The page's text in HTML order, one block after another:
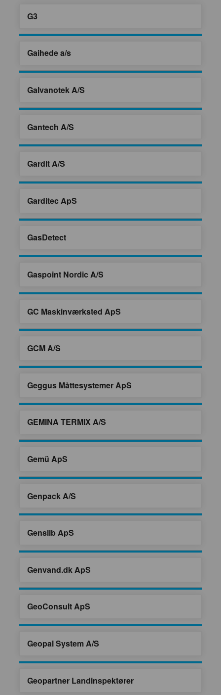
G3
Gaihede a/s
Galvanotek A/S
Gantech A/S
Gardit A/S
Garditec ApS
GasDetect
Gaspoint Nordic A/S
GC Maskinværksted ApS
GCM A/S
Geggus Måttesystemer ApS
GEMINA TERMIX A/S
Gemü ApS
Genpack A/S
Genslib ApS
Genvand.dk ApS
GeoConsult ApS
Geopal System A/S
Geopartner Landinspektører